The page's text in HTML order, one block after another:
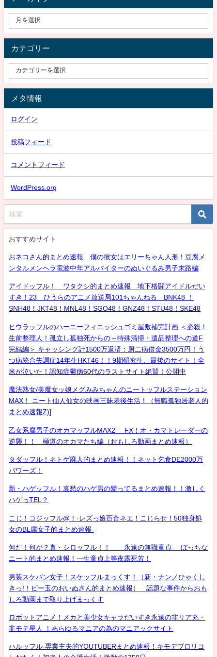
カテゴリー
メタ情報
ログイン
投稿フィード
コメントフィード
WordPress.org
おすすめサイト
おネコさん的まとめ速報 僕の彼女はエリーちゃん人形！豆腐メ
ンタルメンヘラ電波中年アルバイターのぬいぐるみ男子末路編
アイドッフル！ ワタクシ的まとめ速報 地下格闘アイドルだい
すき！23 ひうらのアニメ放送局101ちゃんねる BNK48 ！
SNH48！JKT48！MNL48！SGO48！GNZ48！STU48！SKE48
ヒウラッフルのハーニーフィニッシュゴミ屋敷補完計画 ＜必殺！
生前整理人！孤立し孤独死からの～特殊清掃・遺品整理への道F
完結編＞ キャッシング計1500万返済：厨二病借金3500万円！う
つ病統合失調症14年生HKT46！！9期研究生、最後のサイト！全
米が泣いた！認知症鬱病60代のラストサイト絶賛！公開中
魔法熟女/美魔女ッ娘メグみみちゃんのニートッフルステーション
MAX！ ニート仙人仙女の映画三昧老後生活！（無職孤独居老人的
まとめ速報Z)]
乙女系腐男子のオカマッフルMAX2- FX！オ・カマトレーダーの
逆襲！！ 極道のオカマたち編（おもしろ動画まとめ速報）
タダッフル！ネトゲ廃人的まとめ速報！！ネット乞食DE2000万
パワーズ！
新・ハゲッフル！哀愁のハゲ男の髪ってるまとめ速報！！激しく
ハゲっTEL？
こじ！コジッフル@！-レズっ娘百合ネエ！こじらせ！50独身処
女のBL腐女子的まとめ速報-
何だ！何が？真・シロッフル！！ 永遠の無職童貞- ぼっちな
ニート的まとめ速報！一生童貞上等夜露死苦！
男装スケバン女子！スケッフルまっくす！（新・ナンノひゃくし
きっ!！ビー玉のおいぬさん的まとめ速報） 話題な事件からおも
しろ動画まで取り上げまっくす
ロボットアニメ！メカと美少女キャラだいすき永遠の非リア充・
非モテ星人 ！あらゆるマニアの為のマニアックサイト
ハルッフル-専業主夫的YOUTUBERまとめ速報！キモデブロリコ